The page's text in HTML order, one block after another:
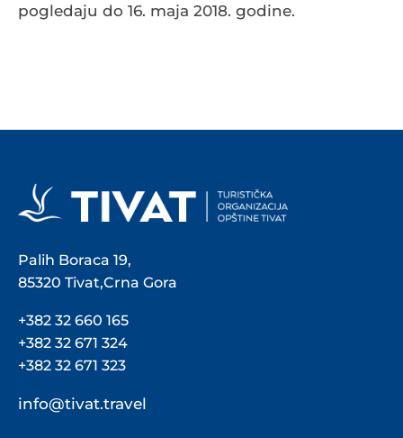
pogledaju do 16. maja 2018. godine.
Palih Boraca 19,
85320 Tivat,Crna Gora
+382 32 660 165
+382 32 671 324
+382 32 671 323
info@tivat.travel